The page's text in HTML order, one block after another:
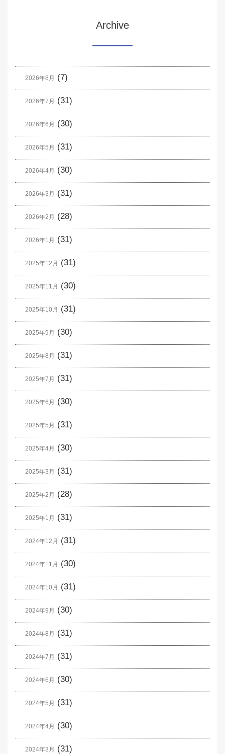
Archive
2026年8月 (7)
2026年7月 (31)
2026年6月 (30)
2026年5月 (31)
2026年4月 (30)
2026年3月 (31)
2026年2月 (28)
2026年1月 (31)
2025年12月 (31)
2025年11月 (30)
2025年10月 (31)
2025年9月 (30)
2025年8月 (31)
2025年7月 (31)
2025年6月 (30)
2025年5月 (31)
2025年4月 (30)
2025年3月 (31)
2025年2月 (28)
2025年1月 (31)
2024年12月 (31)
2024年11月 (30)
2024年10月 (31)
2024年9月 (30)
2024年8月 (31)
2024年7月 (31)
2024年6月 (30)
2024年5月 (31)
2024年4月 (30)
2024年3月 (31)